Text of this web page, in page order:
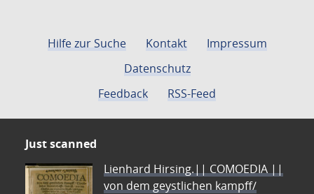
Hilfe zur Suche Kontakt
Impressum
Datenschutz
Feedback
RSS-Feed
Just scanned
Lienhard Hirsing.|| COMOEDIA ||
von dem geystlichen kampff/